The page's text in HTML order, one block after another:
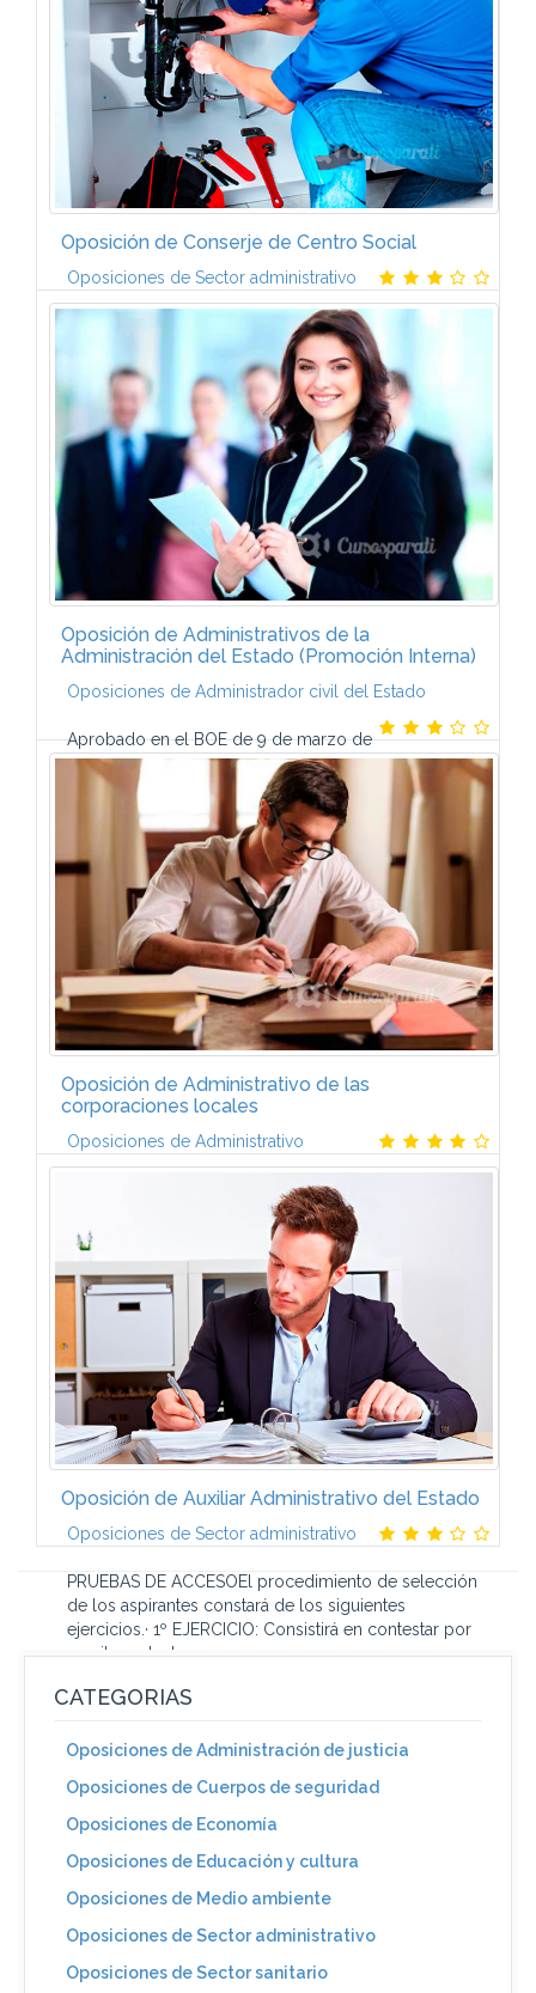
empresa. Tema 2. Organización de la empresa...
Oposición de Conserje de Centro Social
Oposiciones de Sector administrativo
TEMARIO DEL EJERCICIO SOBRE TEMAS
GENERALESUNIDAD DIDÁCTICA 1. La Constitución
Española de 27 de diciembre de 1978. (Título
Preliminar, Títulos I y III).UNIDAD DIDÁCTICA 2. El...
Oposición de Administrativos de la
Administración del Estado (Promoción Interna)
Oposiciones de Administrador civil del Estado
Aprobado en el BOE de 9 de marzo de
2006 Derecho Administrativo General (5 temas)
Gestión de Personal (5 temas) Gestión Financiera (5
Oposición de Administrativo de las
corporaciones locales
Oposiciones de Administrativo
Volumen I Constitución Española El defensor del
pueblo La Monarquía Parlamentaria El Gobierno y la
Administración Organos de Gobierno ...
Oposición de Auxiliar Administrativo del Estado
Oposiciones de Sector administrativo
PRUEBAS DE ACCESOEl procedimiento de selección
de los aspirantes constará de los siguientes
ejercicios.· 1º EJERCICIO: Consistirá en contestar por
escrito un test...
CATEGORIAS
Oposiciones de Administración de justicia
Oposiciones de Cuerpos de seguridad
Oposiciones de Economía
Oposiciones de Educación y cultura
Oposiciones de Medio ambiente
Oposiciones de Sector administrativo
Oposiciones de Sector sanitario